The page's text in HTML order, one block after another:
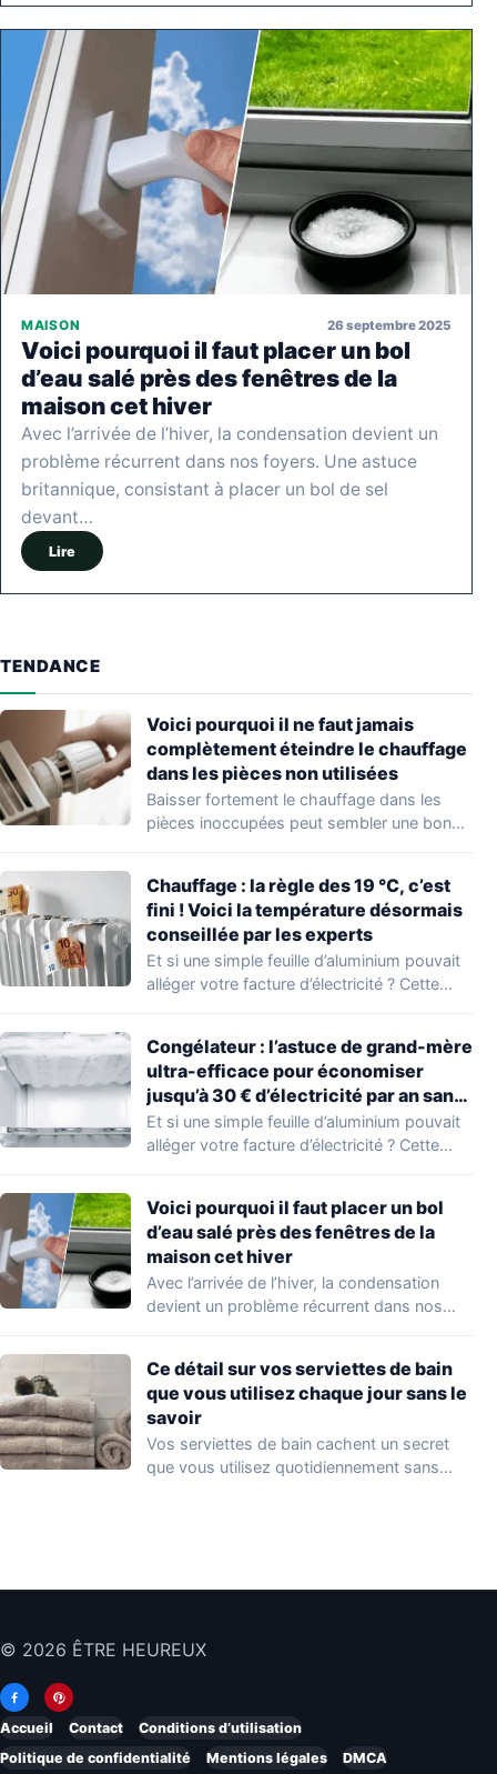
MAISON 26 septembre 2025
Voici pourquoi il faut placer un bol
d’eau salé près des fenêtres de la
maison cet hiver
Avec l’arrivée de l’hiver, la condensation devient un
problème récurrent dans nos foyers. Une astuce
britannique, consistant à placer un bol de sel
devant…
Lire
TENDANCE
Voici pourquoi il ne faut jamais
complètement éteindre le chauffage
dans les pièces non utilisées
Baisser fortement le chauffage dans les
pièces inoccupées peut sembler une bonne
Chauffage : la règle des 19 °C, c’est
fini ! Voici la température désormais
conseillée par les experts
Et si une simple feuille d’aluminium pouvait
alléger votre facture d’électricité ? Cette
Congélateur : l’astuce de grand-mère
ultra-efficace pour économiser
jusqu’à 30 € d’électricité par an sans
effort
Et si une simple feuille d’aluminium pouvait
alléger votre facture d’électricité ? Cette
Voici pourquoi il faut placer un bol
d’eau salé près des fenêtres de la
maison cet hiver
Avec l’arrivée de l’hiver, la condensation
devient un problème récurrent dans nos
Ce détail sur vos serviettes de bain
que vous utilisez chaque jour sans le
savoir
Vos serviettes de bain cachent un secret
que vous utilisez quotidiennement sans
© 2026 ÊTRE HEUREUX
Accueil Contact
Conditions d’utilisation
Politique de confidentialité
Mentions légales DMCA